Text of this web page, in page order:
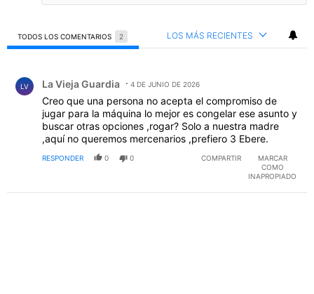
TODOS LOS COMENTARIOS 2 LOS MÁS RECIENTES
LV La Vieja Guardia 4 DE JUNIO DE 2026
Creo que una persona no acepta el compromiso de
jugar para la máquina lo mejor es congelar ese asunto y
buscar otras opciones ,rogar? Solo a nuestra madre
,aquí no queremos mercenarios ,prefiero 3 Ebere.
RESPONDER 0 0 COMPARTIR
MARCAR
COMO
INAPROPIADO